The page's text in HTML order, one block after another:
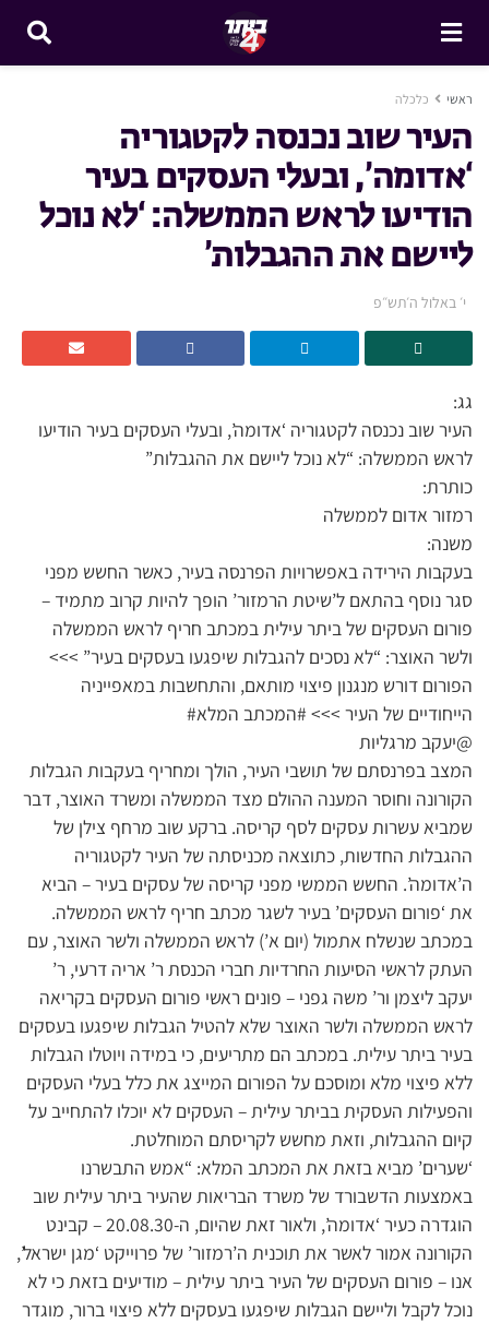
ראשי כלכלה
העיר שוב נכנסה לקטגוריה
‘אדומה’, ובעלי העסקים בעיר
הודיעו לראש הממשלה: ‘לא נוכל
ליישם את ההגבלות’
י׳ באלול ה׳תש״פ
גג:
העיר שוב נכנסה לקטגוריה ‘אדומה’, ובעלי העסקים בעיר הודיעו
לראש הממשלה: “לא נוכל ליישם את ההגבלות”
כותרת:
רמזור אדום לממשלה
משנה:
בעקבות הירידה באפשרויות הפרנסה בעיר, כאשר החשש מפני
סגר נוסף בהתאם ל’שיטת הרמזור’ הופך להיות קרוב מתמיד –
פורום העסקים של ביתר עילית במכתב חריף לראש הממשלה
ולשר האוצר: “לא נסכים להגבלות שיפגעו בעסקים בעיר” >>>
הפורום דורש מנגנון פיצוי מותאם, והתחשבות במאפייניה
הייחודיים של העיר >>> #המכתב המלא#
@יעקב מרגליות
המצב בפרנסתם של תושבי העיר, הולך ומחריף בעקבות הגבלות
הקורונה וחוסר המענה ההולם מצד הממשלה ומשרד האוצר, דבר
שמביא עשרות עסקים לסף קריסה. ברקע שוב מרחף צילן של
ההגבלות החדשות, כתוצאה מכניסתה של העיר לקטגוריה
ה’אדומה’. החשש הממשי מפני קריסה של עסקים בעיר – הביא
את ‘פורום העסקים’ בעיר לשגר מכתב חריף לראש הממשלה.
במכתב שנשלח אתמול (יום א’) לראש הממשלה ולשר האוצר, עם
העתק לראשי הסיעות החרדיות חברי הכנסת ר’ אריה דרעי, ר’
יעקב ליצמן ור’ משה גפני – פונים ראשי פורום העסקים בקריאה
לראש הממשלה ולשר האוצר שלא להטיל הגבלות שיפגעו בעסקים
בעיר ביתר עילית. במכתב הם מתריעים, כי במידה ויוטלו הגבלות
ללא פיצוי מלא ומוסכם על הפורום המייצג את כלל בעלי העסקים
והפעילות העסקית בביתר עילית – העסקים לא יוכלו להתחייב על
קיום ההגבלות, וזאת מחשש לקריסתם המוחלטת.
‘שערים’ מביא בזאת את המכתב המלא: “אמש התבשרנו
באמצעות הדשבורד של משרד הבריאות שהעיר ביתר עילית שוב
הוגדרה כעיר ‘אדומה’, ולאור זאת שהיום, ה-20.08.30 – קבינט
הקורונה אמור לאשר את תוכנית ה’רמזור’ של פרוייקט ‘מגן ישראל’,
אנו – פורום העסקים של העיר ביתר עילית – מודיעים בזאת כי לא
נוכל לקבל וליישם הגבלות שיפגעו בעסקים ללא פיצוי ברור, מוגדר